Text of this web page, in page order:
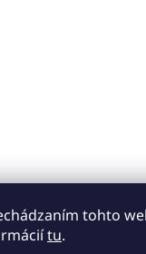
tohto
tu.